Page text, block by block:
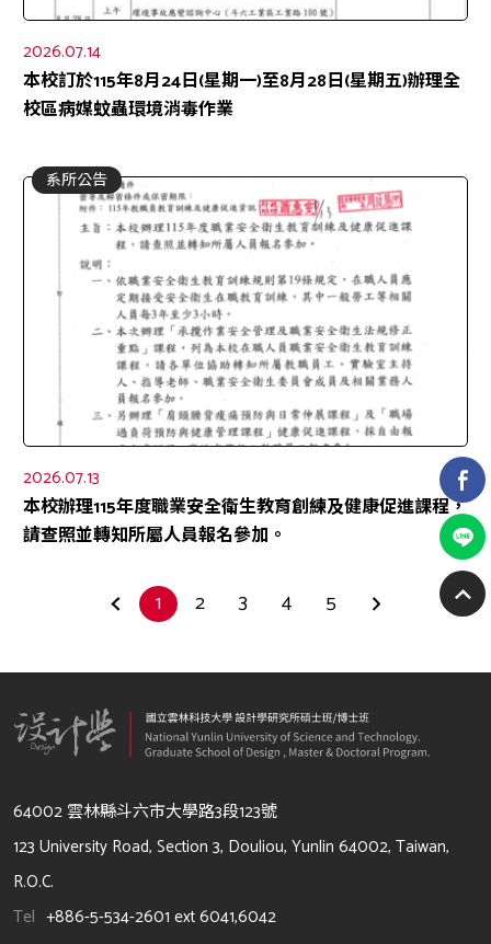
2026.07.14
本校訂於115年8月24日(星期一)至8月28日(星期五)辦理全
校區病媒蚊蟲環境消毒作業
系所公告
2026.07.13
本校辦理115年度職業安全衛生教育創練及健康促進課程，
請查照並轉知所屬人員報名參加。
1 2 3 4 5
64002 雲林縣斗六市大學路3段123號
123 University Road, Section 3, Douliou, Yunlin 64002, Taiwan,
R.O.C.
Tel +886-5-534-2601 ext 6041,6042